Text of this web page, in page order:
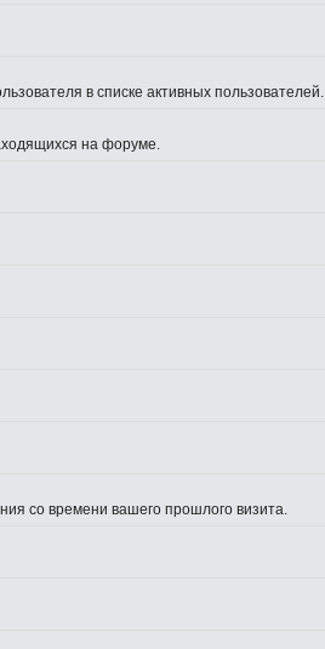
в списке активных пользователей.
на форуме.
со времени вашего прошлого визита.